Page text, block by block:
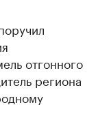
отгонного
региона